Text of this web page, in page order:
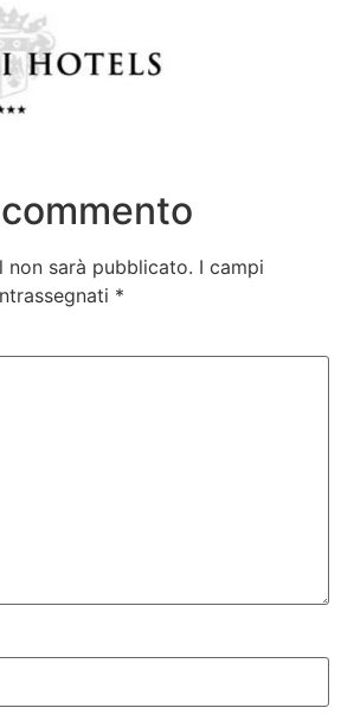
non sarà pubblicato. I campi
*